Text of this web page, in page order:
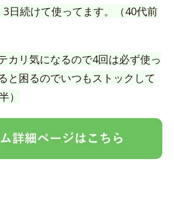
日続けて使ってます。（40代前
カリ気になるので4回は必ず使っ
と困るのでいつもストックして
）